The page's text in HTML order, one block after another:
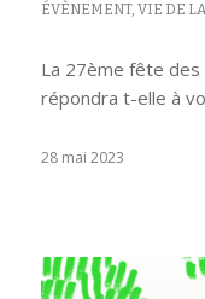
ÉVÈNEMENT, VIE DE
La 27ème fête des
répondra t-elle à
28 mai 2023